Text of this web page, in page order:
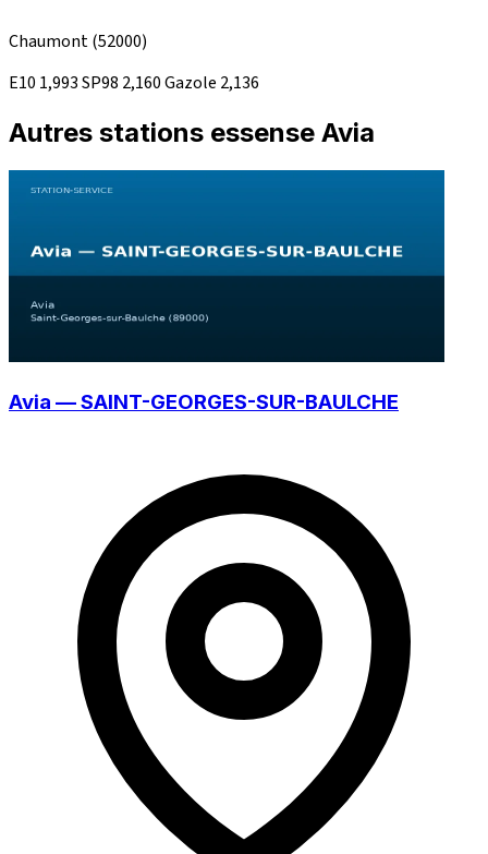
Chaumont(52000)
E10 1,993SP98 2,160Gazole 2,136
Autres stations essense Avia
Avia — SAINT-GEORGES-SUR-BAULCHE